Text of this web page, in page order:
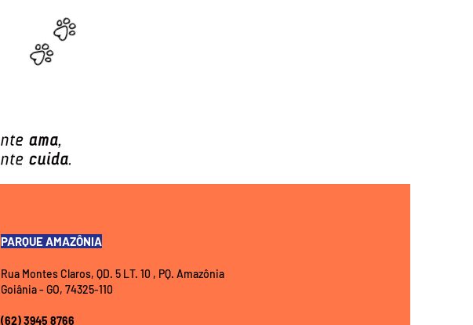
PARQUE AMAZÔNIA
Rua Montes Claros, QD. 5 LT. 10 , PQ. Amazônia
Goiânia - GO, 74325-110
(62) 3945 8766